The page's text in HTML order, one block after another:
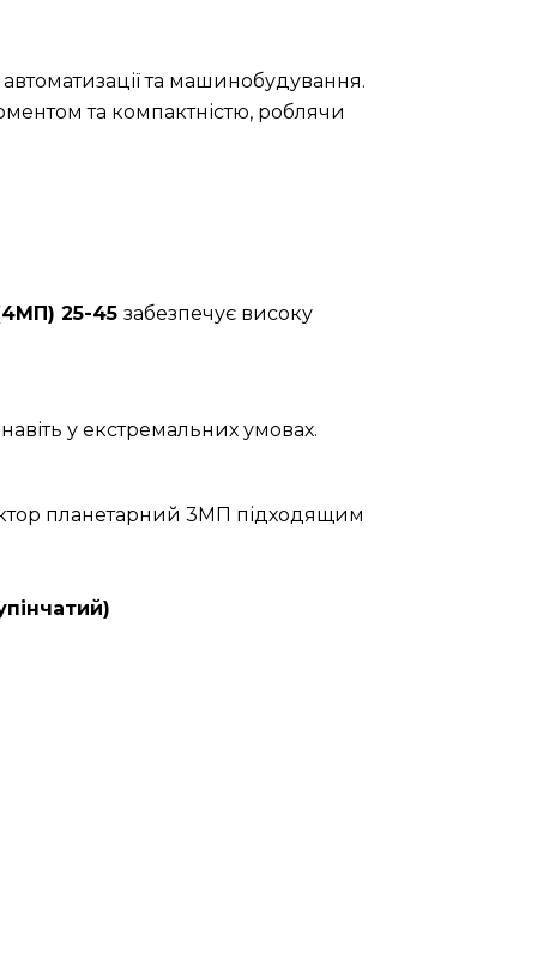
та машинобудування.
та компактністю, роблячи
25-45 забезпечує високу
у екстремальних умовах.
планетарний 3МП підходящим